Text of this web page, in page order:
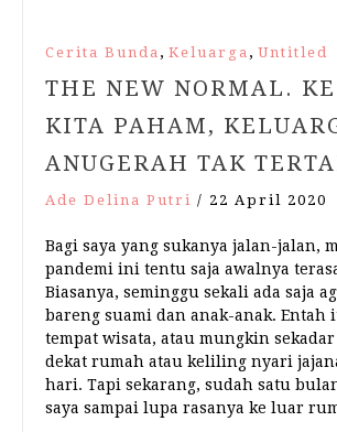
Cerita Bunda , Keluarga , Untitled
THE NEW NORMAL.
KITA PAHAM,
ANUGERAH TAK
Ade Delina Putri / 22 April 2020
Bagi saya yang sukanya jalan-jalan,
pandemi ini tentu saja awalnya
Biasanya, seminggu sekali ada saja
bareng suami dan anak-anak. Entah
tempat wisata, atau mungkin sekadar
dekat rumah atau keliling nyari
hari. Tapi sekarang, sudah satu
saya sampai lupa rasanya ke luar